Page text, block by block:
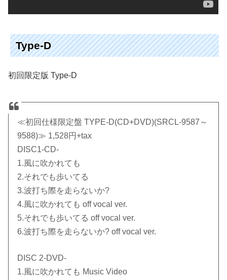
Type-D
初回限定版 Type-D
≪初回仕様限定盤 TYPE-D(CD+DVD)(SRCL-9587～
9588)≫ 1,528円+tax
DISC1-CD-
1.風に吹かれても
2.それでも歩いてる
3.波打ち際を走らないか?
4.風に吹かれても off vocal ver.
5.それでも歩いてる off vocal ver.
6.波打ち際を走らないか? off vocal ver.
DISC 2-DVD-
1.風に吹かれても Music Video